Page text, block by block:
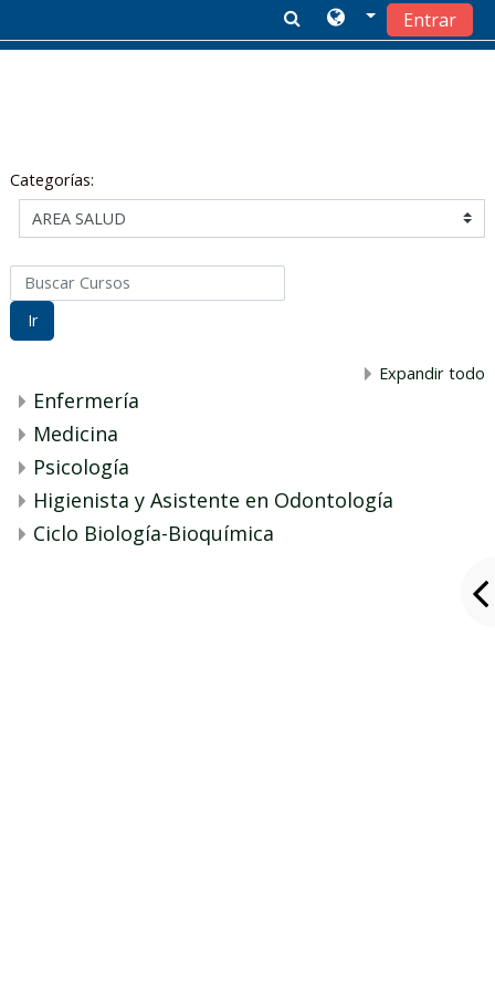
Entrar
Categorías:
Buscar Cursos
Ir
Expandir todo
Enfermería
Medicina
Psicología
Higienista y Asistente en Odontología
Ciclo Biología-Bioquímica